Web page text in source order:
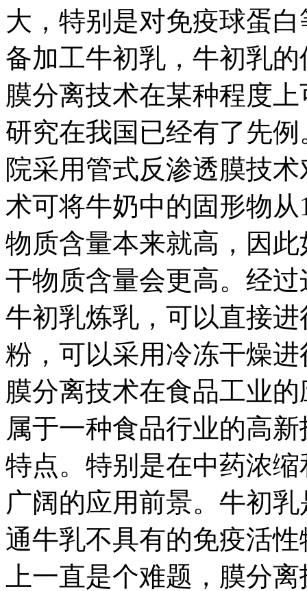
大，特别是对免疫球蛋
备加工牛初乳，牛初乳
膜分离技术在某种程度
研究在我国已经有了先
院采用管式反渗透膜技
术可将牛奶中的固形物
物质含量本来就高，因
干物质含量会更高。经
牛初乳炼乳，可以直接
粉，可以采用冷冻干
膜分离技术在食品工业
属于一种食品行业的高
特点。特别是在中药浓
广阔的应用前景。牛初
通牛乳不具有的免疫活
上一直是个难题，膜分